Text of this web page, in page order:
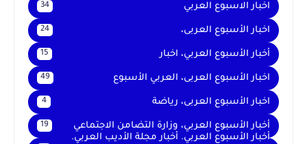
اخبار الاسبوع العربي 34
اخبار الأسبوع العربى، 24
أخبار الأسبوع العربي، اخبار 15
اخبار الأسبوع العربى، العربي الأسبوع 49
اخبار الأسبوع العربى، رياضة 4
أخبار الأسبوع العربي، وزارة التضامن الاجتماعي 19
أخبار الأسبوع العربي. أخبار مجلة الأديب العربي.